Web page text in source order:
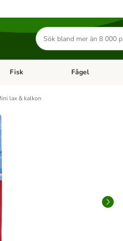
Sök
efter
produkter
Open category menu: Smådjur
Fisk Open category
Fågel
lax & kalkon